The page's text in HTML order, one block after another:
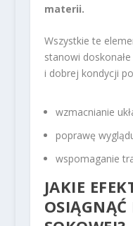
materii.
Wszystkie te
stanowi
i dobrej kondycji
wzmacnianie
poprawę
wspomaganie
JAKIE
OSIĄGNĄĆ